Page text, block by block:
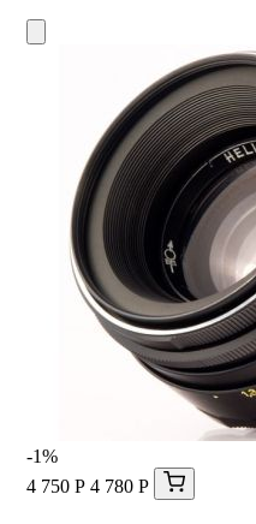
-1%
4 750 Р 4 780 Р